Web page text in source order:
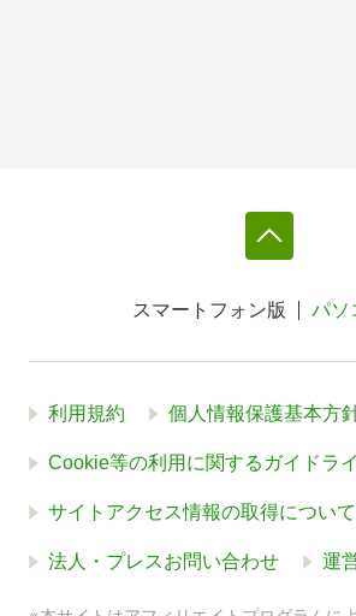
スマートフォン版 パソ
利用規約 個人情報保護基本方
Cookie等の利用に関するガイドラ
サイトアクセス情報の取得について
法人・プレスお問い合わせ 運